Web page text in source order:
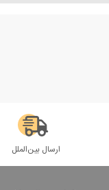
ارسال بین‌الملل